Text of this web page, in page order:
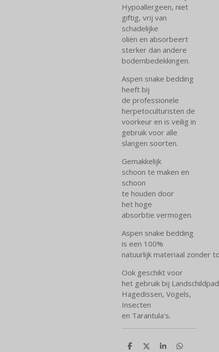
Hypoallergeen, niet
giftig, vrij van
schadelijke
oliën en absorbeert
sterker dan andere
bodembedekkingen.
Aspen snake bedding
heeft bij
de professionele
herpetoculturisten de
voorkeur en is veilig in
gebruik voor alle
slangen soorten.
Gemakkelijk
schoon te maken en
schoon
te houden door
het hoge
absorbtie vermogen.
Aspen snake bedding
is een 100%
natuurlijk materiaal zonder
Ook geschikt voor
het gebruik bij
Hagedissen, Vogels,
Insecten
en Tarantula's.
D
D
S
D